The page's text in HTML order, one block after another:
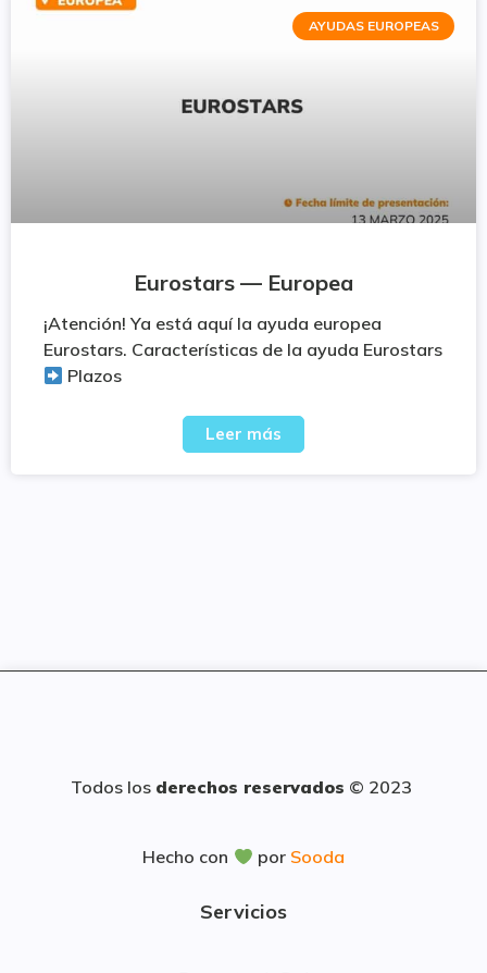
AYUDAS EUROPEAS
Eurostars — Europea
¡Atención! Ya está aquí la ayuda europea
Eurostars. Características de la ayuda Eurostars
Plazos
Leer más
Todos los derechos reservados © 2023
Hecho con por Sooda
Servicios